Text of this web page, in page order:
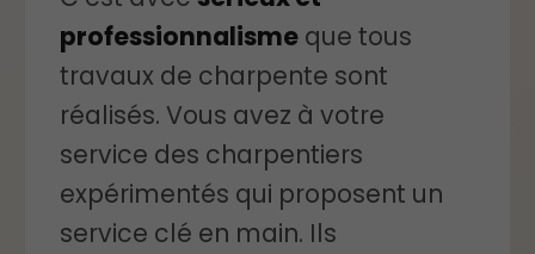
professionnalisme que tous
travaux de charpente sont
réalisés. Vous avez à votre
service des charpentiers
expérimentés qui proposent un
service clé en main. Ils